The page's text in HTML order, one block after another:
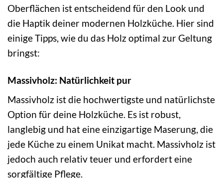
Oberflächen ist entscheidend für den Look und
die Haptik deiner modernen Holzküche. Hier sind
einige Tipps, wie du das Holz optimal zur Geltung
bringst:
Massivholz: Natürlichkeit pur
Massivholz ist die hochwertigste und natürlichste
Option für deine Holzküche. Es ist robust,
langlebig und hat eine einzigartige Maserung, die
jede Küche zu einem Unikat macht. Massivholz ist
jedoch auch relativ teuer und erfordert eine
sorgfältige Pflege.